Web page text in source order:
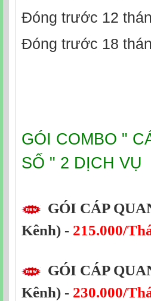
Đóng trước 12
Đóng trước 18
GÓI COMBO "
SỐ " 2 DỊCH VỤ
GÓI CÁP
Kênh) - 215.000/
GÓI CÁP
Kênh) - 230.000/